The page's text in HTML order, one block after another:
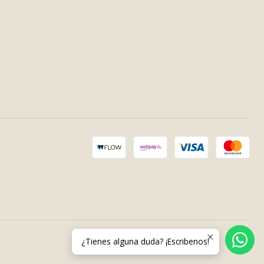
¿Tienes alguna duda? ¡Escribenos!